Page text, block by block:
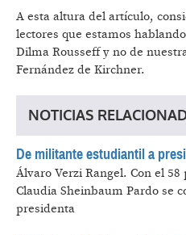
A esta altura del artículo,
lectores que estamos
Dilma Rousseff y no de
Fernández de Kirchner.
NOTICIAS
De militante estudiantil a
Álvaro Verzi Rangel. Con el 58
Claudia Sheinbaum Pardo se
presidenta